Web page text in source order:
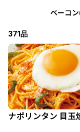
ベーコ
371品
ナポリンタン 目玉